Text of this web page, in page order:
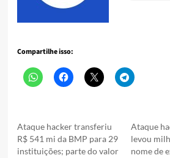
Compartilhe isso:
Ataque hacker transferiu
R$ 541 mi da BMP para 29
instituições; parte do valor
Ataque
levou
nome de